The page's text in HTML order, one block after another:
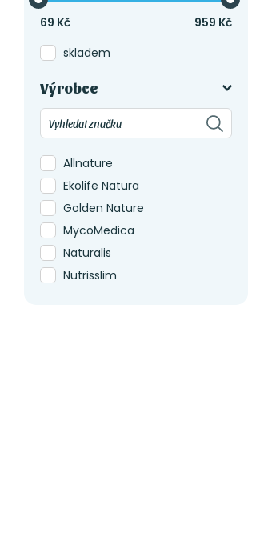
69 Kč 959 Kč
skladem
Výrobce
Allnature
Ekolife Natura
Golden Nature
MycoMedica
Naturalis
Nutrisslim